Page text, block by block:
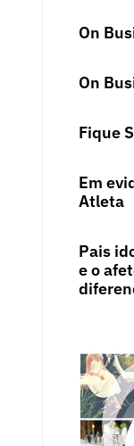
On
On
Fique
Em
Atleta
Pais
e o